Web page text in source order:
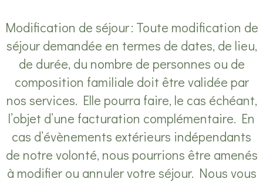
Modification de séjour : Toute modification de
séjour demandée en termes de dates, de lieu,
de durée, du nombre de personnes ou de
composition familiale doit être validée par
nos services. Elle pourra faire, le cas échéant,
l’objet d’une facturation complémentaire. En
cas d’évènements extérieurs indépendants
de notre volonté, nous pourrions être amenés
à modifier ou annuler votre séjour. Nous vous